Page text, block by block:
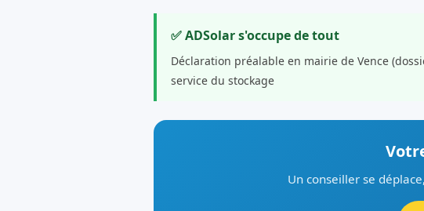
✅ ADSolar s'occupe de tout
Déclaration préalable en mairie de Vence
service du stockage
Un conseiller se